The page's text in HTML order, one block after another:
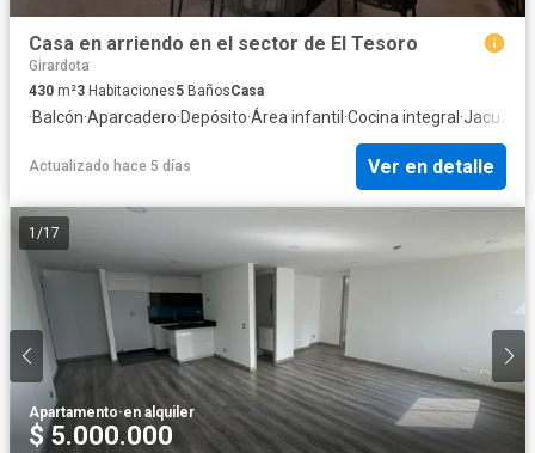
Casa en arriendo en el sector de El Tesoro
Girardota
430 m²3 Habitaciones5 BañosCasa
·Balcón·Aparcadero·Depósito·Área infantil ·Cocina integral ·Jacuzzi
Actualizado hace 5 días Ver en detalle
1 /17
Apartamento·en alquiler
$ 5.000.000